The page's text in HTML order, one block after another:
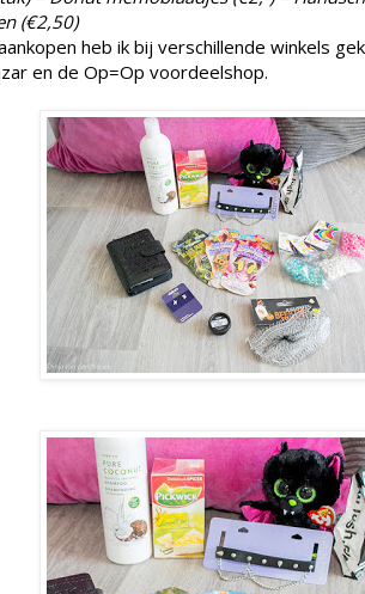
(€2,50)
heb ik bij verschillende winkels
en de Op=Op voordeelshop.